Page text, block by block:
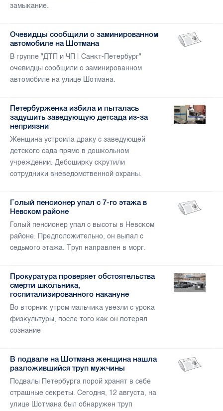
замыкание.
Очевидцы сообщили о заминированном
автомобиле на Шотмана
В группе "ДТП и ЧП | Санкт-Петербург"
очевидцы сообщили о заминированном
автомобиле на улице Шотмана.
Петербурженка избила и пыталась
задушить заведующую детсада из-за
неприязни
Женщина устроила драку с заведующей
детского сада прямо в дошкольном
учреждении. Дебоширку скрутили
сотрудники вневедомственной охраны.
Голый пенсионер упал с 7-го этажа в
Невском районе
Голый пенсионер упал с высоты в Невском
районе. Предположительно, он выпал с
седьмого этажа. Труп направлен в морг.
Прокуратура проверяет обстоятельства
смерти школьника,
госпитализированного накануне
Во вторник утром мальчика увезли с урока
физкультуры, после того как он потерял
сознание
В подвале на Шотмана женщина нашла
разложившийся труп мужчины
Подвалы Петербурга порой хранят в себе
страшные секреты. Сегодня, 12 августа, на
улице Шотмана был обнаружен труп